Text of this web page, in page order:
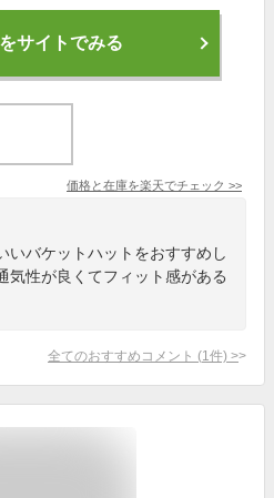
サイトでみる
価格と在庫を楽天でチェック >>
いバケットハットをおすすめし
気性が良くてフィット感がある
全てのおすすめコメント (1 件) >